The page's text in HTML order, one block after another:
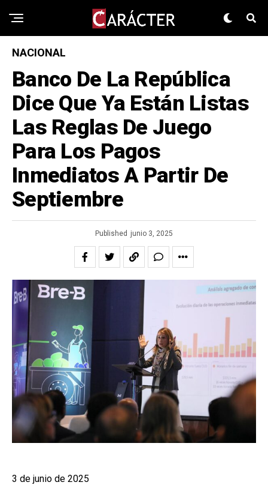
NACIONAL
Banco De La República
Dice Que Ya Están Listas
Las Reglas De Juego
Para Los Pagos
Inmediatos A Partir De
Septiembre
Published junio 3, 2025
3 de junio de 2025